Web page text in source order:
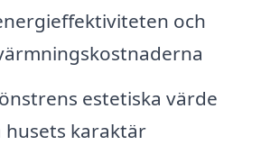
och
estetiska värde
husets karaktär